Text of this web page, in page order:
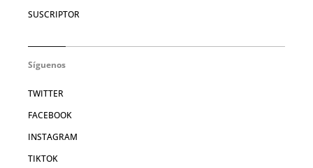
SUSCRIPTOR
Síguenos
TWITTER
FACEBOOK
INSTAGRAM
TIKTOK